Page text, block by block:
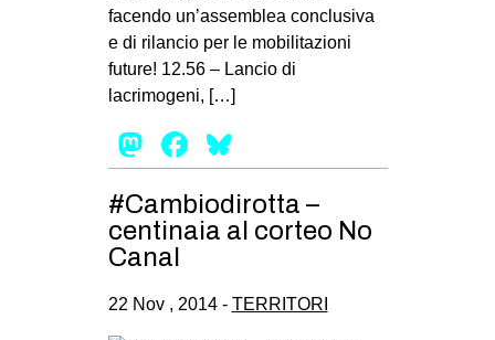
facendo un’assemblea conclusiva
e di rilancio per le mobilitazioni
future! 12.56 – Lancio di
lacrimogeni, […]
Mastodon
Facebook
#Cambiodirotta –
centinaia al corteo No
Canal
22 Nov , 2014 - TERRITORI